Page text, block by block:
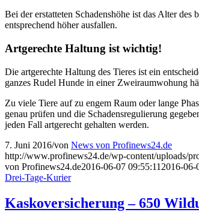
Bei der erstatteten Schadenshöhe ist das Alter
entsprechend höher ausfallen.
Artgerechte Haltung ist wichtig!
Die artgerechte Haltung des Tieres ist ein
ganzes Rudel Hunde in einer Zweiraumwohung
Zu viele Tiere auf zu engem Raum oder lange
genau prüfen und die Schadensregulierung
jeden Fall artgerecht gehalten werden.
7. Juni 2016/von News von Profinews24.de
http://www.profinews24.de/wp-content/uploads/
von Profinews24.de2016-06-07 09:55:11 2016-06-
Drei-Tage-Kurier
Kaskoversicherung – 650